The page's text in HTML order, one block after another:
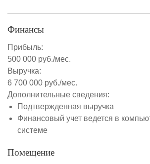
Финансы
Прибыль:
500 000 руб./мес.
Выручка:
6 700 000 руб./мес.
Дополнительные сведения:
Подтвержденная выручка
Финансовый учет ведется в
системе
Помещение